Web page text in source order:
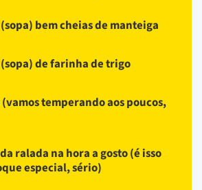
bem cheias de manteiga
de farinha de trigo
(vamos temperando aos poucos,
ralada na hora a gosto (é isso
especial, sério)